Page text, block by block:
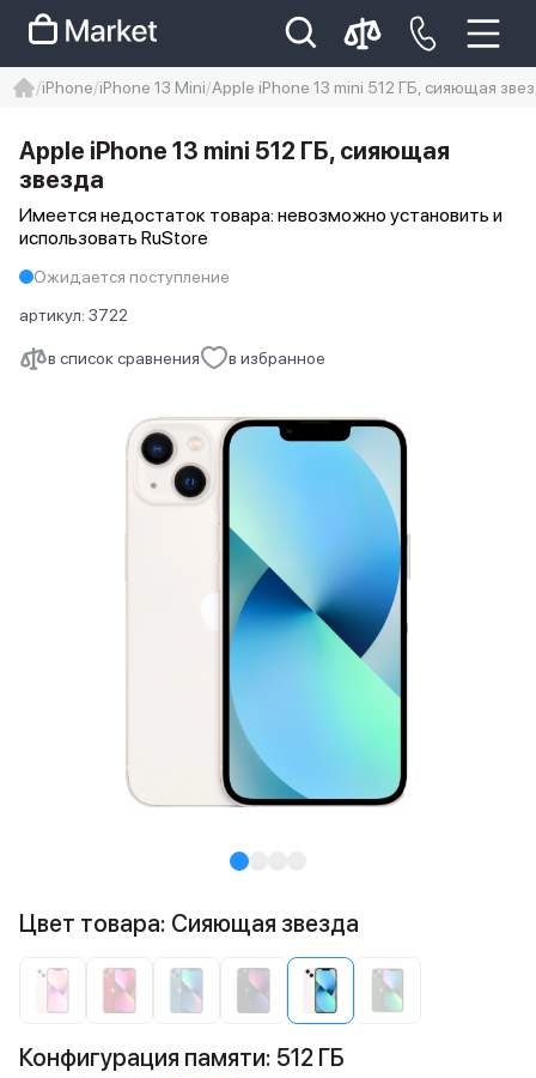
Iphone 14 pro max
айфон 14
iPhone iPhone 13 Mini Apple iPhone 13 mini 512 ГБ, сияющая
в список сравнения в избранное
Apple iPhone 13 mini 512 ГБ, сияющая
звезда
Имеется недостаток товара: невозможно установить и
использовать RuStore
Ожидается поступление
артикул: 3722
Цвет товара: Сияющая звезда
Конфигурация памяти: 512 ГБ